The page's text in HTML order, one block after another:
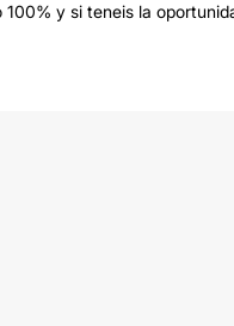
y si teneis la